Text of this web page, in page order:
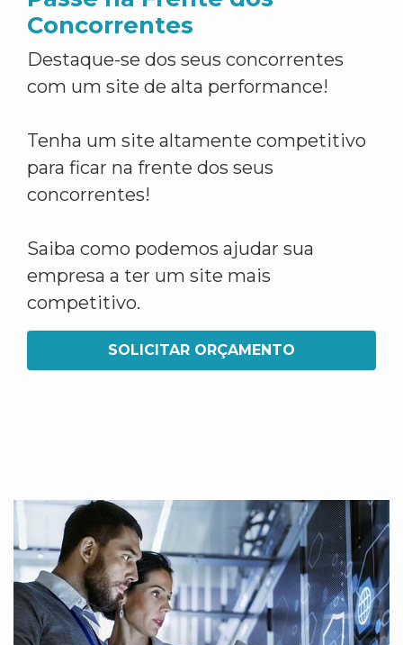
Concorrentes
Destaque-se dos seus concorrentes
com um site de alta performance!
Tenha um site altamente competitivo
para ficar na frente dos seus
concorrentes!
Saiba como podemos ajudar sua
empresa a ter um site mais
competitivo.
SOLICITAR ORÇAMENTO